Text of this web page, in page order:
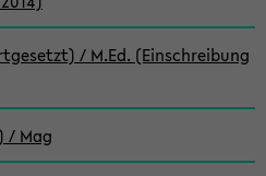
/ M.Ed. (Einschreibung
/ Mag